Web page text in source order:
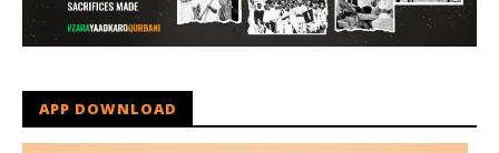
APP DOWNLOAD